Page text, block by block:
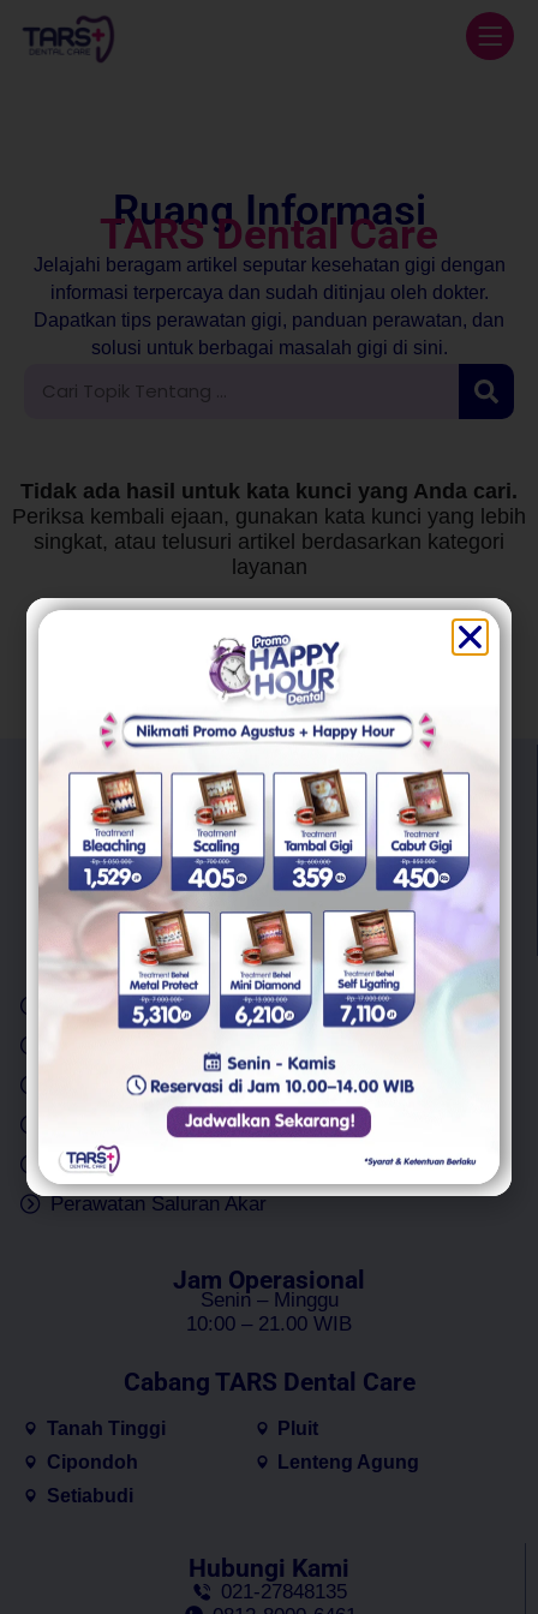
Ruang Informasi
TARS Dental Care
Jelajahi beragam artikel seputar kesehatan gigi dengan
informasi terpercaya dan sudah ditinjau oleh dokter.
Dapatkan tips perawatan gigi, panduan perawatan, dan
solusi untuk berbagai masalah gigi di sini.
Tidak ada hasil untuk kata kunci yang Anda cari.
Periksa kembali ejaan, gunakan kata kunci yang lebih
singkat, atau telusuri artikel berdasarkan kategori
layanan
"Trust Your Smile With Us"
Kami berkomitmen untuk memberikan pelayanan berkualitas
untuk semua masalah kesehatan gigi Anda.
Layanan
Scaling Gigi
Cabut Gigi
Bleaching Gigi
Perawatan Saluran Akar
Cabut Gigi Bungsu
Implan Gigi
Gigi Palsu
Perawatan Gigi Anak
Jam Operasional
Senin – Minggu
10:00 – 21.00 WIB
Cabang TARS Dental Care
Tanah Tinggi
Cipondoh
Setiabudi
Pluit
Lenteng Agung
Hubungi Kami
021-27848135